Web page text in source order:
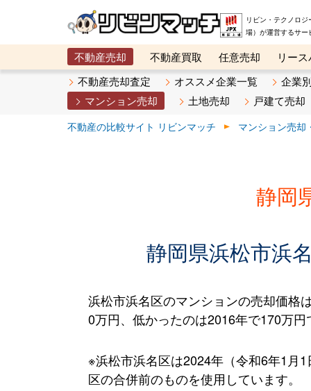
リビン・テクノロ
場）が運営するサ
不動産売却 不動産買取 任意売却
リー
メタ住宅展示場
ベスト不動産カンパニー オ
不動産売却査定 オススメ企業一覧
企業
マンション売却
土地売却 戸建て売却
不動産の比較サイト リビンマッチ マンション売却
静岡
静岡県浜松市浜
浜松市浜名区のマンションの売却価格
0万円、低かったのは2016年で170万
※浜松市浜名区は2024年（令和6年1月
区の合併前のものを使用しています。